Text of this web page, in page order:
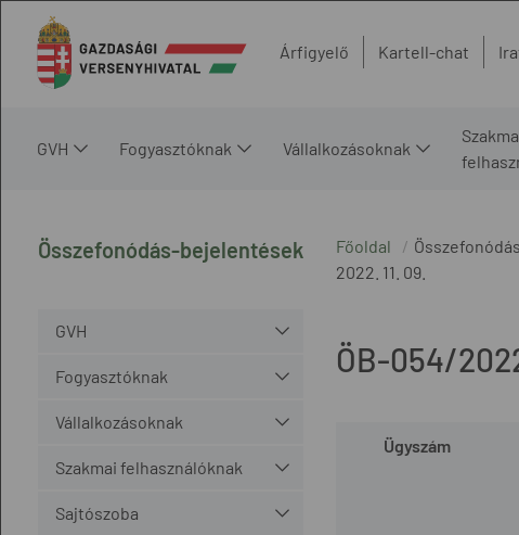
Árfigyelő Kartell-chat
GVH Fogyasztóknak Vállalkozásoknak
Összefonódás-bejelentések
GVH
Fogyasztóknak
Vállalkozásoknak
Szakmai felhasználóknak
Sajtószoba
Főoldal
2022. 11. 09.
ÖB-054/
Ügyszám